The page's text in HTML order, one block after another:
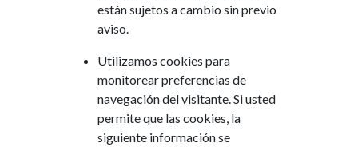
estánsujetos acambio sinprevio
aviso.
Utilizamos cookies para
monitorearpreferencias de
navegacióndelvisitante.Siusted
permiteque las cookies, la
siguiente informaciónse